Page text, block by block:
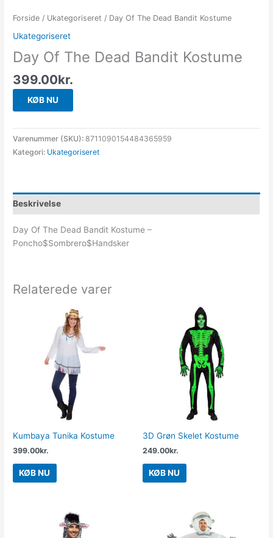
Forside / Ukategoriseret / Day Of The Dead Bandit Kostume
Ukategoriseret
Day Of The Dead Bandit Kostume
399.00kr.
KØB NU
Varenummer (SKU):8711090154484365959
Kategori: Ukategoriseret
Beskrivelse
Day Of The Dead Bandit Kostume –
Poncho$Sombrero$Handsker
Relaterede varer
Kumbaya Tunika Kostume
399.00kr.
KØB NU
3D Grøn Skelet Kostume
249.00kr.
KØB NU